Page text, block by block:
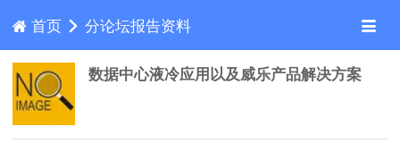
首页 分论坛报告资料
数据中心液冷应用以及威乐产品解决方案